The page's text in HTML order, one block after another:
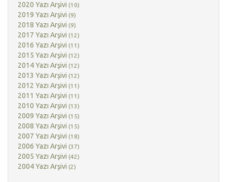
2020 Yazı Arşivi (10)
2019 Yazı Arşivi (9)
2018 Yazı Arşivi (9)
2017 Yazı Arşivi (12)
2016 Yazı Arşivi (11)
2015 Yazı Arşivi (12)
2014 Yazı Arşivi (12)
2013 Yazı Arşivi (12)
2012 Yazı Arşivi (11)
2011 Yazı Arşivi (11)
2010 Yazı Arşivi (13)
2009 Yazı Arşivi (15)
2008 Yazı Arşivi (15)
2007 Yazı Arşivi (18)
2006 Yazı Arşivi (37)
2005 Yazı Arşivi (42)
2004 Yazı Arşivi (2)